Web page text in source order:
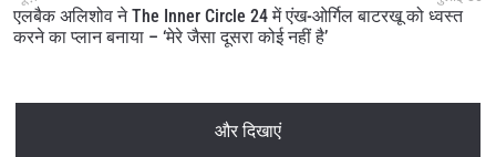
एलबैक अलिशोव ने The Inner Circle 24 में एंख-ओर्गिल बाटरखू को ध्वस्त
करने का प्लान बनाया – ‘मेरे जैसा दूसरा कोई नहीं है’
और दिखाएं